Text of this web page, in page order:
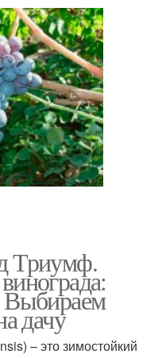
Триумф.
Выбираем
дачу
– это зимостойкий